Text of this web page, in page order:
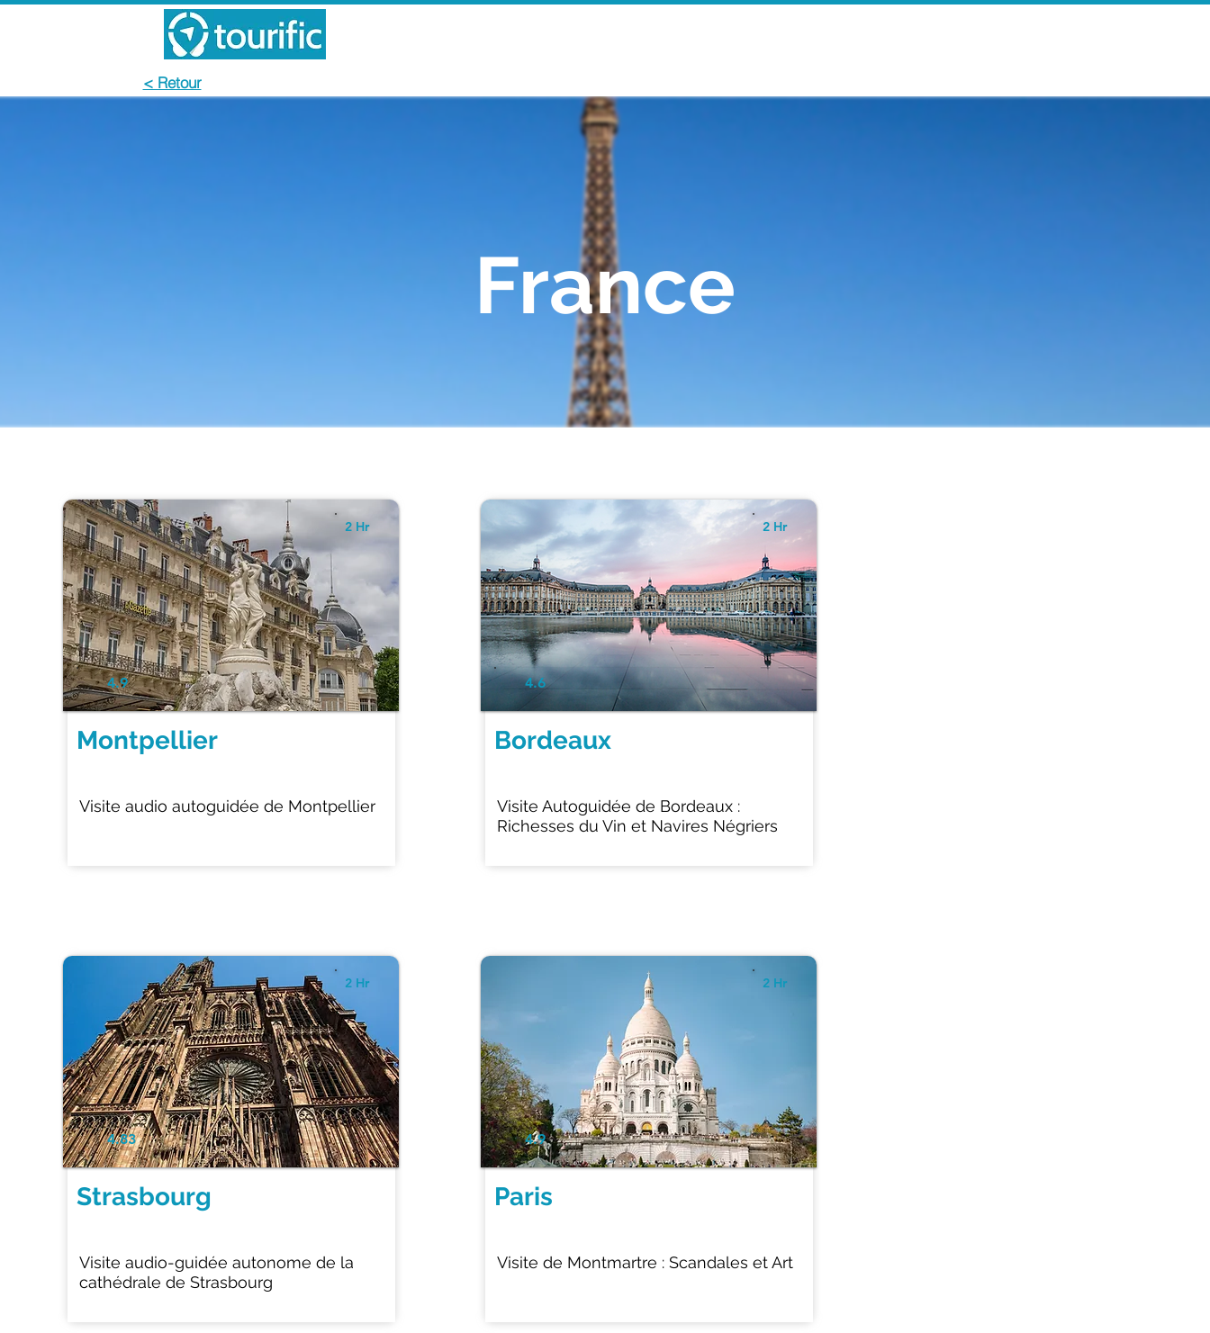
France
< Retour
4.9
2 Hr
Montpellier
Visite audio autoguidée de Montpellier
4.83
2 Hr
Strasbourg
Visite audio-guidée autonome de la
cathédrale de Strasbourg
4.6
2 Hr
Bordeaux
Visite Autoguidée de Bordeaux :
Richesses du Vin et Navires Négriers
4.9
2 Hr
Paris
Visite de Montmartre : Scandales et Art